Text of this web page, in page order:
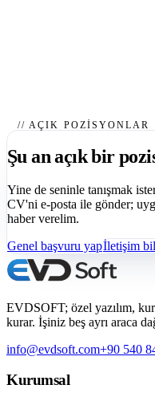
// AÇIK POZISYONLAR
Şu an açık bir
Yine de seninle tanışmak
CV'ni e-posta ile gönder;
haber verelim.
Genel başvuru yapİletişim
EVDSOFT; özel yazılım,
kurar. İşiniz beş ayrı araca
info@evdsoft.com+90 540
Kurumsal